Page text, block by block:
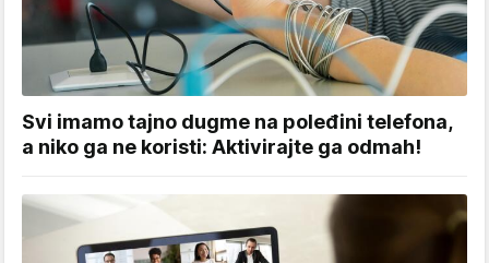
Svi imamo tajno dugme na poleđini telefona,
a niko ga ne koristi: Aktivirajte ga odmah!